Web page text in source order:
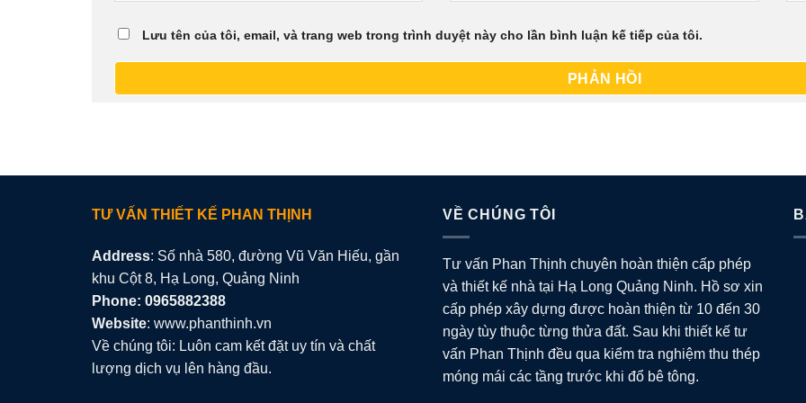
Lưu tên của tôi, email, và trang web trong trình duyệt này cho lần bình luận kế tiếp của tôi.
TƯ VẤN THIẾT KẾ PHAN THỊNH
Address: Số nhà 580, đường Vũ Văn Hiếu, gần
khu Cột 8, Hạ Long, Quảng Ninh
Phone: 0965882388
Website: www.phanthinh.vn
Về chúng tôi: Luôn cam kết đặt uy tín và chất
lượng dịch vụ lên hàng đầu.
VỀ CHÚNG TÔI
Tư vấn Phan Thịnh chuyên hoàn thiện cấp phép
và thiết kế nhà tại Hạ Long Quảng Ninh. Hồ sơ xin
cấp phép xây dựng được hoàn thiện từ 10 đến 30
ngày tùy thuộc từng thửa đất. Sau khi thiết kế tư
vấn Phan Thịnh đều qua kiểm tra nghiệm thu thép
móng mái các tầng trước khi đổ bê tông.